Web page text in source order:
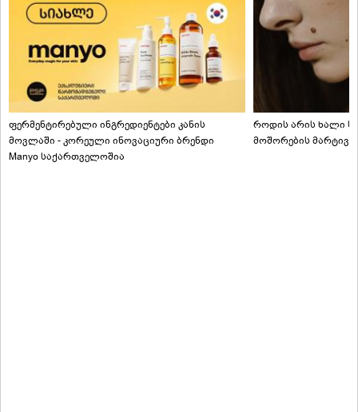
ფერმენტირებული ინგრედიენტები კანის
მოვლაში - კორეული ინოვაციური ბრენდი
Manyo საქართველოშია
როდის არის ხალი
მოშორების